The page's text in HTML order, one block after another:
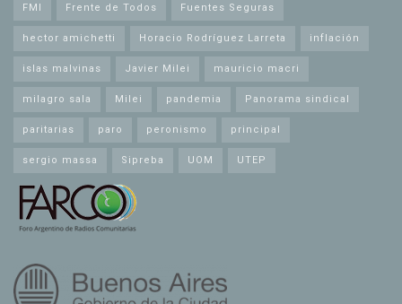
FMI Frente de Todos Fuentes Seguras
hector amichetti Horacio Rodríguez Larreta inflación
islas malvinas Javier Milei mauricio macri
milagro sala Milei pandemia Panorama sindical
paritarias paro peronismo principal
sergio massa Sipreba UOM UTEP